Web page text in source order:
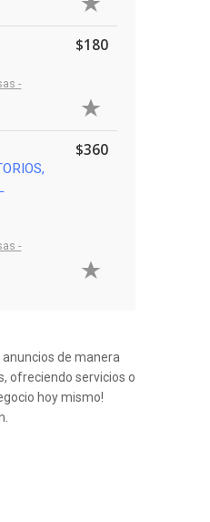
-
$180
-
$360
de manera
ofreciendo servicios o
hoy mismo!